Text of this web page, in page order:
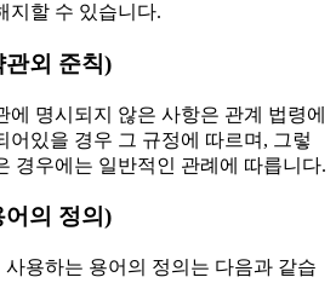
지할 수 있습니다.
관외 준칙)
에 명시되지 않은 사항은 관계 법령에
어있을 경우 그 규정에 따르며, 그렇
경우에는 일반적인 관례에 따릅니다.
어의 정의)
사용하는 용어의 정의는 다음과 같습